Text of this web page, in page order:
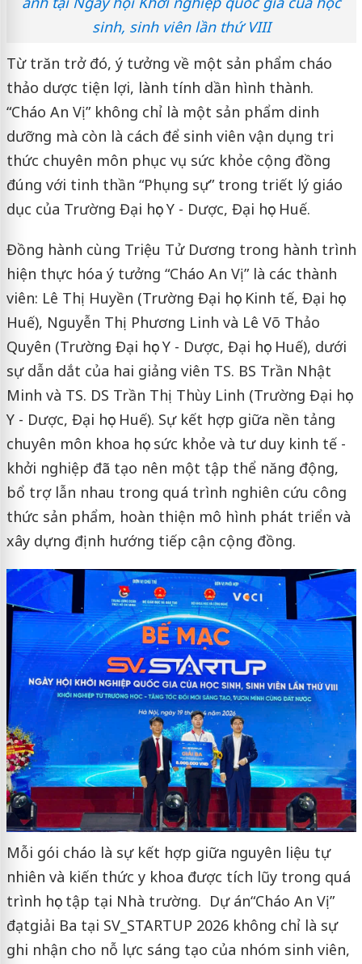
sinh, sinh viên lần thứ VIII
Từ trăn trở đó, ý tưởng về một sản phẩm cháo
thảo dược tiện lợi, lành tính dần hình thành.
“Cháo An Vị” không chỉ là một sản phẩm dinh
dưỡng mà còn là cách để sinh viên vận dụng tri
thức chuyên môn phục vụ sức khỏe cộng đồng
đúng với tinh thần “Phụng sự” trong triết lý giáo
dục của Trường Đại học Y - Dược, Đại học Huế.
Đồng hành cùng Triệu Tử Dương trong hành trình
hiện thực hóa ý tưởng “Cháo An Vị” là các thành
viên: Lê Thị Huyền (Trường Đại học Kinh tế, Đại học
Huế), Nguyễn Thị Phương Linh và Lê Võ Thảo
Quyên (Trường Đại học Y - Dược, Đại học Huế), dưới
sự dẫn dắt của hai giảng viên TS. BS Trần Nhật
Minh và TS. DS Trần Thị Thùy Linh (Trường Đại học
Y - Dược, Đại học Huế). Sự kết hợp giữa nền tảng
chuyên môn khoa học sức khỏe và tư duy kinh tế -
khởi nghiệp đã tạo nên một tập thể năng động,
bổ trợ lẫn nhau trong quá trình nghiên cứu công
thức sản phẩm, hoàn thiện mô hình phát triển và
xây dựng định hướng tiếp cận cộng đồng.
Mỗi gói cháo là sự kết hợp giữa nguyên liệu tự
nhiên và kiến thức y khoa được tích lũy trong quá
trình học tập tại Nhà trường. Dự án“Cháo An Vị”
đạtgiải Ba tại SV_STARTUP 2026 không chỉ là sự
ghi nhận cho nỗ lực sáng tạo của nhóm sinh viên,